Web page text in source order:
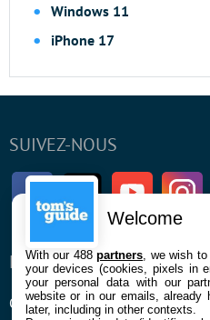
Windows 11
iPhone 17
SUIVEZ-NOUS
FacebookTwitter Youtube
ENTREPRISE
Qui sommes nous
Welcome
With our 488partners , we wish
your devices (cookies, pixels in
your personal data with our
website or in our emails,
later, including in other contexts.